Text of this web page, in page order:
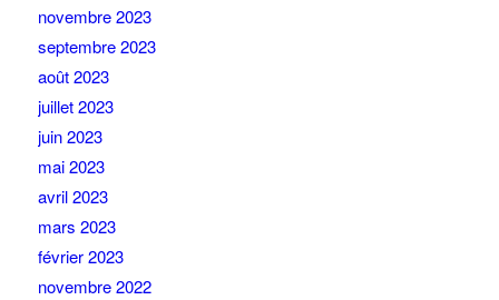
novembre 2023
septembre 2023
août 2023
juillet 2023
juin 2023
mai 2023
avril 2023
mars 2023
février 2023
novembre 2022